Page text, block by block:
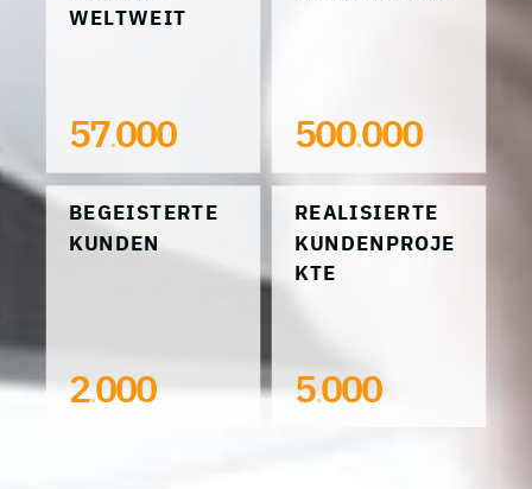
57.000
WELTWEIT
500.000
2.000
BEGEISTERTE
KUNDEN
5.000
REALISIERTE
KUNDENPROJE
KTE